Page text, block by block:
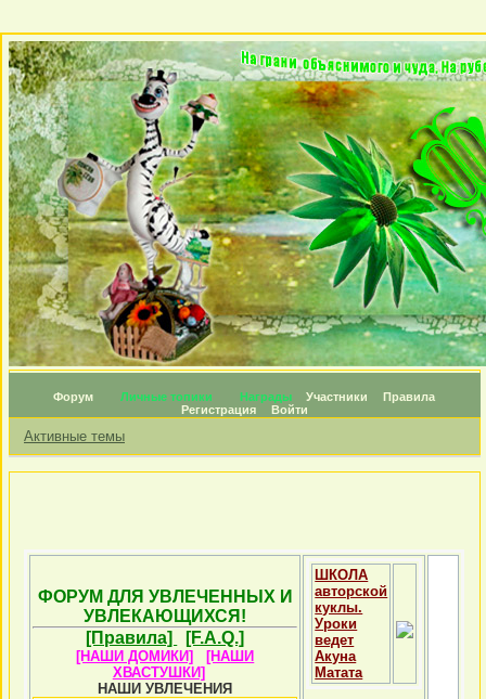
Форум Личные топики Награды Участники
Правила
Регистрация
Войти
Активные темы
ФОРУМ ДЛЯ УВЛЕЧЕННЫХ И
УВЛЕКАЮЩИХСЯ!
[Правила]
[F.A.Q.]
[НАШИ ДОМИКИ]
[НАШИ
ХВАСТУШКИ]
НАШИ УВЛЕЧЕНИЯ
ШКОЛА
авторской
куклы.
Уроки
ведет
Акуна
Матата